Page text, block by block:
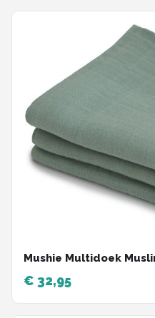
Mushie Multidoek
€ 32,95